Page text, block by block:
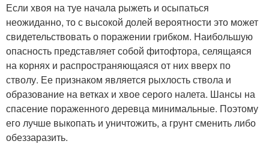
Если хвоя на туе начала рыжеть и осыпаться
неожиданно, то с высокой долей вероятности это может
свидетельствовать о поражении грибком. Наибольшую
опасность представляет собой фитофтора, селящаяся
на корнях и распространяющаяся от них вверх по
стволу. Ее признаком является рыхлость ствола и
образование на ветках и хвое серого налета. Шансы на
спасение пораженного деревца минимальные. Поэтому
его лучше выкопать и уничтожить, а грунт сменить либо
обеззаразить.